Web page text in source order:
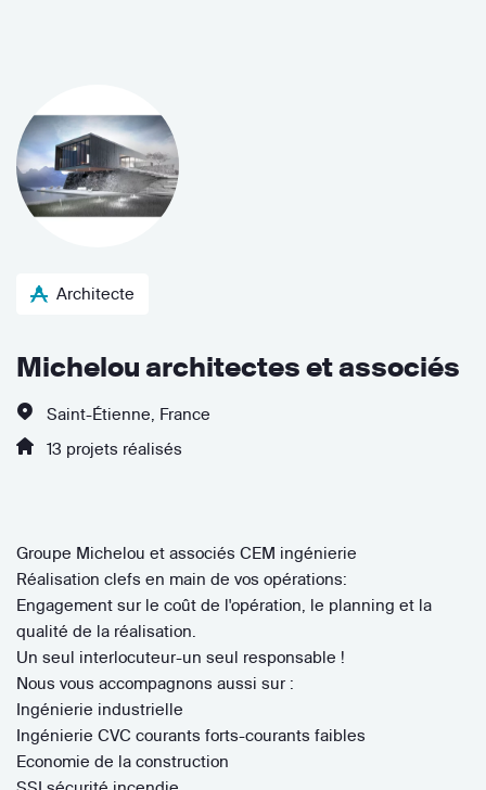
Architecte
Michelou architectes et associés
Saint-Étienne, France
13 projets réalisés
Groupe Michelou et associés CEM ingénierie
Réalisation clefs en main de vos opérations:
Engagement sur le coût de l'opération, le planning et la
qualité de la réalisation.
Un seul interlocuteur-un seul responsable !
Nous vous accompagnons aussi sur :
Ingénierie industrielle
Ingénierie CVC courants forts-courants faibles
Economie de la construction